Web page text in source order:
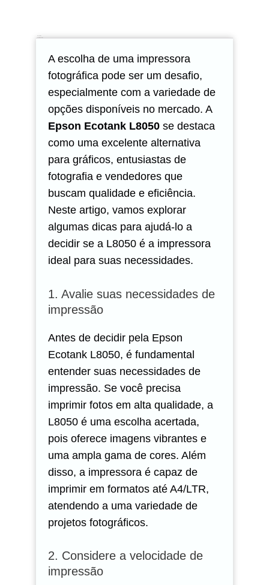
A escolha de uma impressora
fotográfica pode ser um desafio,
especialmente com a variedade de
opções disponíveis no mercado. A
Epson Ecotank L8050 se destaca
como uma excelente alternativa
para gráficos, entusiastas de
fotografia e vendedores que
buscam qualidade e eficiência.
Neste artigo, vamos explorar
algumas dicas para ajudá-lo a
decidir se a L8050 é a impressora
ideal para suas necessidades.
1. Avalie suas necessidades de
impressão
Antes de decidir pela Epson
Ecotank L8050, é fundamental
entender suas necessidades de
impressão. Se você precisa
imprimir fotos em alta qualidade, a
L8050 é uma escolha acertada,
pois oferece imagens vibrantes e
uma ampla gama de cores. Além
disso, a impressora é capaz de
imprimir em formatos até A4/LTR,
atendendo a uma variedade de
projetos fotográficos.
2. Considere a velocidade de
impressão